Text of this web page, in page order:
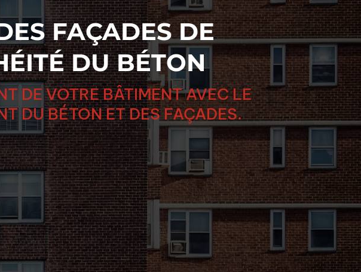
FAÇADES DE
DU BÉTON
DE VOTRE BÂTIMENT AVEC LE
DU BÉTON ET DES FAÇADES.